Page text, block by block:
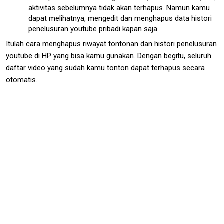
aktivitas sebelumnya tidak akan terhapus. Namun kamu
dapat melihatnya, mengedit dan menghapus data histori
penelusuran youtube pribadi kapan saja
Itulah cara menghapus riwayat tontonan dan histori penelusuran
youtube di HP yang bisa kamu gunakan. Dengan begitu, seluruh
daftar video yang sudah kamu tonton dapat terhapus secara
otomatis.